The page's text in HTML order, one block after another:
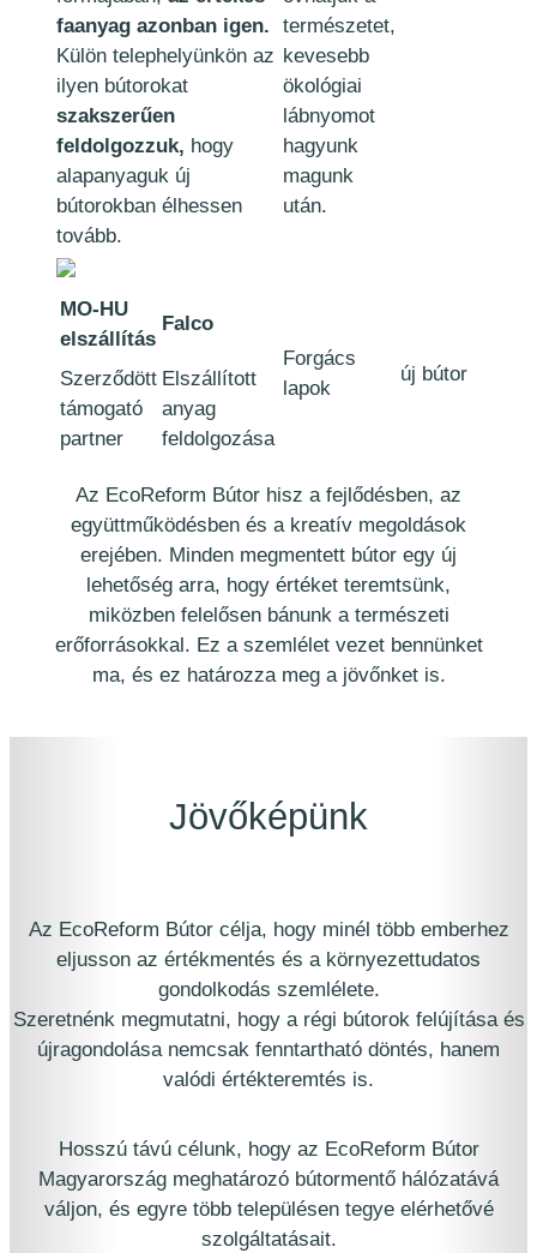
természetet,
kevesebb
ökológiai
lábnyomot
hagyunk
magunk
után.
faanyag azonban igen.
Külön telephelyünkön az
ilyen bútorokat
szakszerűen
feldolgozzuk, hogy
alapanyaguk új
bútorokban élhessen
tovább.
MO-HU
elszállítás
Falco
Szerződött
támogató
partner
Elszállított
anyag
feldolgozása
Forgács
lapok
új bútor
Az EcoReform Bútor hisz a fejlődésben, az
együttműködésben és a kreatív megoldások
erejében. Minden megmentett bútor egy új
lehetőség arra, hogy értéket teremtsünk,
miközben felelősen bánunk a természeti
erőforrásokkal. Ez a szemlélet vezet bennünket
ma, és ez határozza meg a jövőnket is.
Jövőképünk
Az EcoReform Bútor célja, hogy minél több emberhez
eljusson az értékmentés és a környezettudatos
gondolkodás szemlélete.
Szeretnénk megmutatni, hogy a régi bútorok felújítása és
újragondolása nemcsak fenntartható döntés, hanem
valódi értékteremtés is.
Hosszú távú célunk, hogy az EcoReform Bútor
Magyarország meghatározó bútormentő hálózatává
váljon, és egyre több településen tegye elérhetővé
szolgáltatásait.